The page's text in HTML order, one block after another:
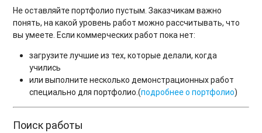
Не оставляйте портфолио пустым. Заказчикам важно
понять, на какой уровень работ можно рассчитывать, что
вы умеете. Если коммерческих работ пока нет:
загрузите лучшие из тех, которые делали, когда
учились
или выполните несколько демонстрационных работ
специально для портфолио.(подробнее о портфолио)
Поиск работы